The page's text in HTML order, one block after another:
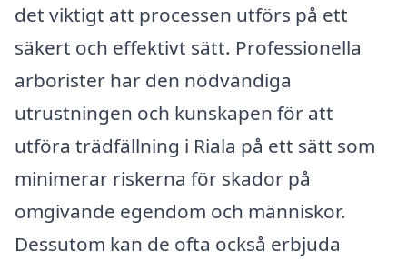
det viktigt att processen utförs på ett
säkert och effektivt sätt. Professionella
arborister har den nödvändiga
utrustningen och kunskapen för att
utföra trädfällning i Riala på ett sätt som
minimerar riskerna för skador på
omgivande egendom och människor.
Dessutom kan de ofta också erbjuda